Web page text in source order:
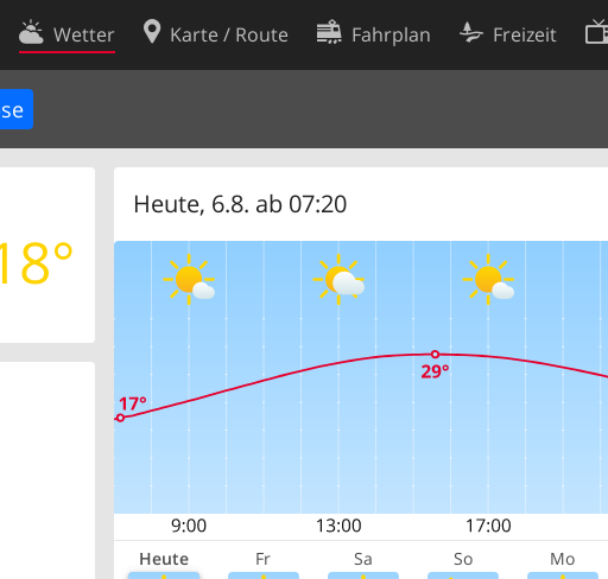
Wetter Karte / Route Fahrplan Freizeit
Heute, 6.8. ab 07:20
Heute Fr Sa So Mo
Cookie-Einstellungen